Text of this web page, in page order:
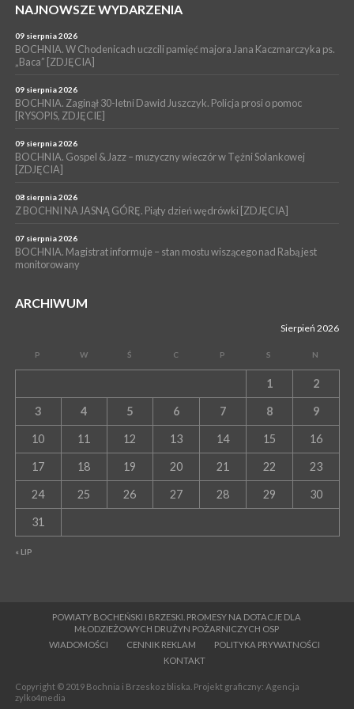
06 sierpnia 2026
LIPNICA MUROWANA. Oddaj krew, pomóż potrzebującym!
06 sierpnia 2026
BOCHNIA. W niedzielę Muzyczna Altana, a w niej Orkiestra Dęta
Kopalni Soli Bochnia
NAJNOWSZE WYDARZENIA
09 sierpnia 2026
BOCHNIA. W Chodenicach uczcili pamięć majora Jana Kaczmarczyka ps.
„Baca” [ZDJĘCIA]
09 sierpnia 2026
BOCHNIA. Zaginął 30-letni Dawid Juszczyk. Policja prosi o pomoc
[RYSOPIS, ZDJĘCIE]
09 sierpnia 2026
BOCHNIA. Gospel & Jazz – muzyczny wieczór w Tężni Solankowej
[ZDJĘCIA]
08 sierpnia 2026
Z BOCHNI NA JASNĄ GÓRĘ. Piąty dzień wędrówki [ZDJĘCIA]
07 sierpnia 2026
BOCHNIA. Magistrat informuje – stan mostu wiszącego nad Rabą jest
monitorowany
ARCHIWUM
Sierpień 2026
P W Ś C P S N
« LIP
1 2
3 4 5 6 7 8 9
10 11 12 13 14 15 16
17 18 19 20 21 22 23
24 25 26 27 28 29 30
31
POWIATY BOCHEŃSKI I BRZESKI. PROMESY NA DOTACJE DLA
MŁODZIEŻOWYCH DRUŻYN POŻARNICZYCH OSP
WIADOMOŚCI
CENNIK REKLAM
POLITYKA PRYWATNOŚCI
KONTAKT
Copyright © 2019 Bochnia i Brzesko z bliska. Projekt graficzny: Agencja
zylko4media